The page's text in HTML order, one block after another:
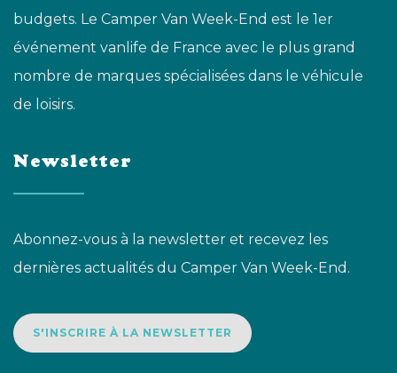
budgets. Le Camper Van Week-End est le 1er
événement vanlife de France avec le plus grand
nombre de marques spécialisées dans le véhicule
de loisirs.
Newsletter
Abonnez-vous à la newsletter et recevez les
dernières actualités du Camper Van Week-End.
S'INSCRIRE À LA NEWSLETTER